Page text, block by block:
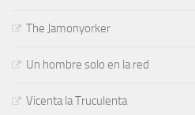
The Jamonyorker
Un hombre solo en la red
Vicenta la Truculenta